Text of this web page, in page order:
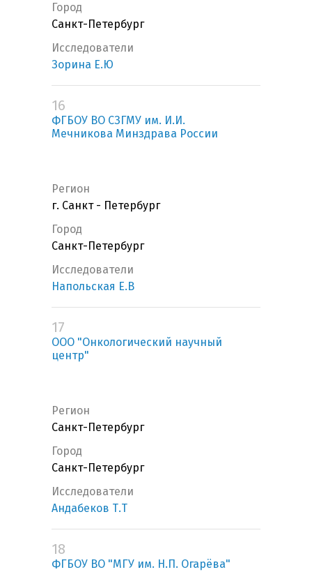
Город
Санкт-Петербург
Исследователи
Зорина Е.Ю
16
ФГБОУ ВО СЗГМУ им. И.И.
Мечникова Минздрава России
Регион
г. Санкт - Петербург
Город
Санкт-Петербург
Исследователи
Напольская Е.В
17
ООО "Онкологический научный
центр"
Регион
Санкт-Петербург
Город
Санкт-Петербург
Исследователи
Андабеков Т.Т
18
ФГБОУ ВО "МГУ им. Н.П. Огарёва"